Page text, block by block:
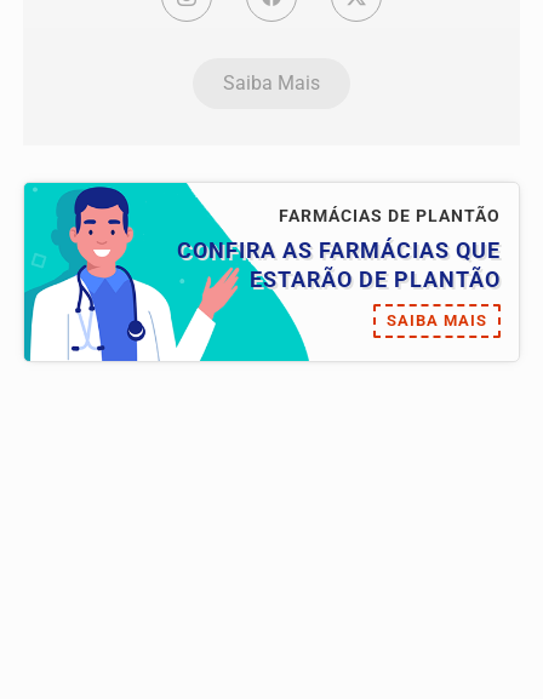
Saiba Mais
FARMÁCIAS DE PLANTÃO
CONFIRA AS FARMÁCIAS QUE
ESTARÃO DE PLANTÃO
SAIBA MAIS